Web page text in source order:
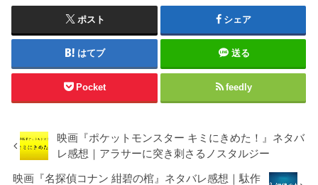
ポスト シェア
はてブ 送る
Pocket feedly
映画『ポケットモンスター キミにきめた！』ネタバ
レ感想｜アラサーに突き刺さるノスタルジー
映画『名探偵コナン 紺碧の棺』ネタバレ感想｜駄作